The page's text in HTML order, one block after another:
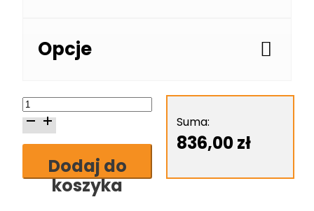
Opcje
ilość
Skrzydło
drzwiowe
FoscaDodaj do
koszyka
Suma:
836,00zł